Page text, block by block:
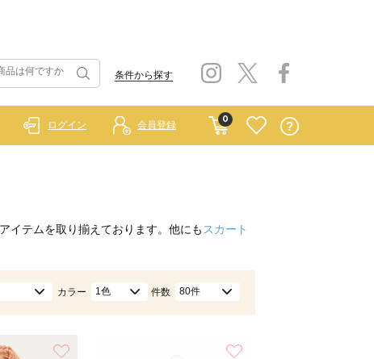
条件から探す
0
ログイン 会員登録
イテムを取り揃えております。他にも スカート
カラー 1色 件数 80件